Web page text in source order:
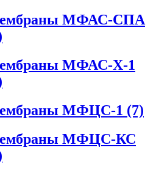
МФАС-СПА
МФАС-Х-1
МФЦС-1 (7)
МФЦС-КС